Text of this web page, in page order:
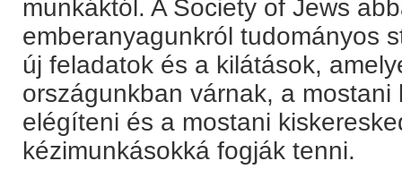
munkáktól. A Society of Jews
emberanyagunkról tudományos
új feladatok és a kilátások,
országunkban várnak, a
elégíteni és a mostani
kézimunkásokká fogják tenni.